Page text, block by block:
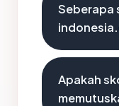
Seberapa
Apakah